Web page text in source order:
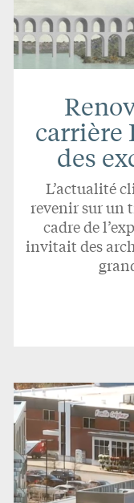
carrière
des
L’actualité
revenir sur un
cadre de
invitait des